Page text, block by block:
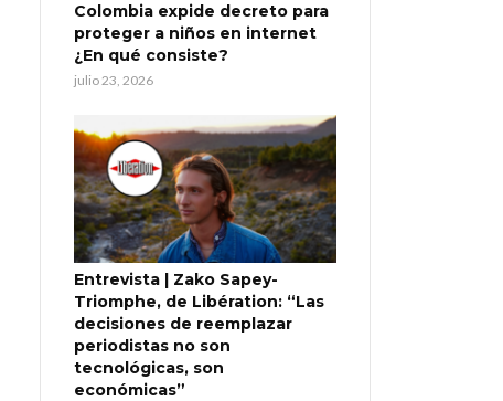
Colombia expide decreto para
proteger a niños en internet
¿En qué consiste?
julio 23, 2026
Entrevista | Zako Sapey-
Triomphe, de Libération: “Las
decisiones de reemplazar
periodistas no son
tecnológicas, son
económicas”